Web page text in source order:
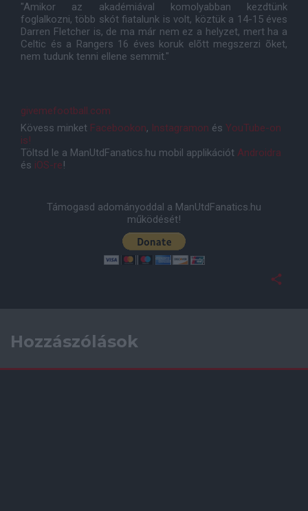
"Amikor az akadémiával komolyabban kezdtünk
foglalkozni, több skót fiatalunk is volt, köztük a 14-15 éves
Darren Fletcher is, de ma már nem ez a helyzet, mert ha a
Celtic és a Rangers 16 éves koruk elõtt megszerzi õket,
nem tudunk tenni ellene semmit."
givemefootball.com
Kövess minket Facebookon, Instagramon és YouTube-on
is!
Töltsd le a ManUtdFanatics.hu mobil applikációt Androidra
és iOS-re!
Támogasd adományoddal a ManUtdFanatics.hu
működését!
Hozzászólások